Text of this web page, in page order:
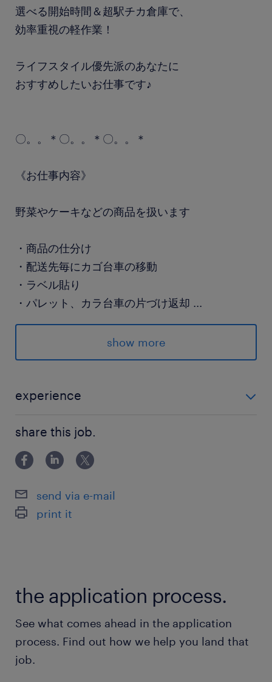
選べる開始時間＆超駅チカ倉庫で、
効率重視の軽作業！
ライフスタイル優先派のあなたに
おすすめしたいお仕事です♪
〇。。＊〇。。＊〇。。＊
《お仕事内容》
野菜やケーキなどの商品を扱います
・商品の仕分け
・配送先毎にカゴ台車の移動
・ラベル貼り
・パレット、カラ台車の片づけ返却 ...
※冷蔵倉庫内（10℃前後）ですが
防寒着はしっかり貸与◎
〇。。＊〇。。＊〇。。＊
★流通センター駅徒歩1分の職場です
★残業はありません
派遣先の特徴
商業施設に向けた食品の「納品代行」を強みとす
東京モノレール／流通センター駅（徒歩1分）
休日休暇
シフト制
週3日～週5日(固定シフト)
show more
experience
業の経験がある方は ご経験を活かせます♪
share this job.
send via e-mail
print it
the application process.
See what comes ahead in the application
process. Find out how we help you land that
job.